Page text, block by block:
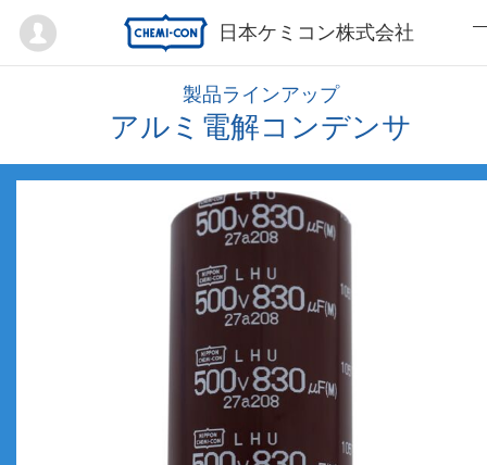
日本ケミコン株式会社
Mypage
製品ラインアップ
アルミ電解コンデンサ